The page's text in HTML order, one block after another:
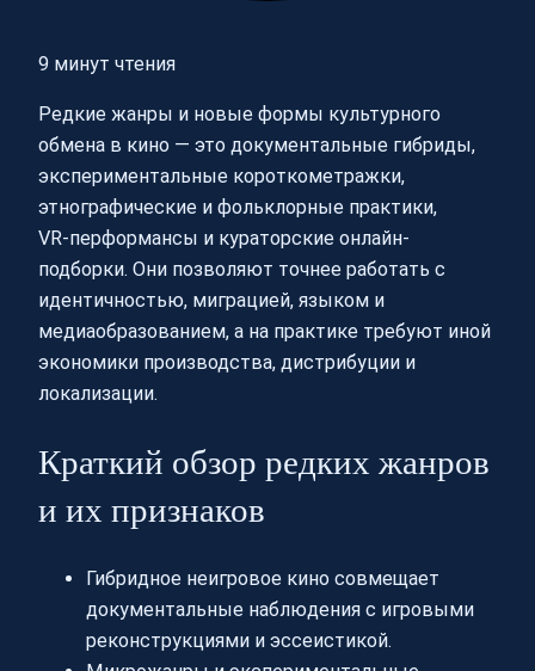
9 минут чтения
Редкие жанры и новые формы культурного
обмена в кино — это документальные гибриды,
экспериментальные короткометражки,
этнографические и фольклорные практики,
VR‑перформансы и кураторские онлайн-
подборки. Они позволяют точнее работать с
идентичностью, миграцией, языком и
медиаобразованием, а на практике требуют иной
экономики производства, дистрибуции и
локализации.
Краткий обзор редких жанров
и их признаков
Гибридное неигровое кино совмещает
документальные наблюдения с игровыми
реконструкциями и эссеистикой.